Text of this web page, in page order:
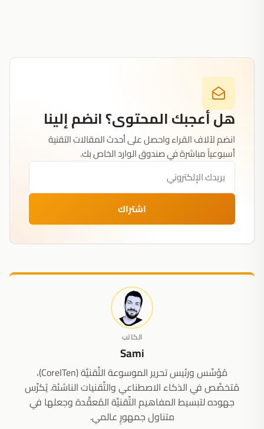
هل أعجبك المحتوى؟ انضم إلينا
انضم لآلاف القراء واحصل على أحدث المقالات التقنية
أسبوعياً مباشرة في صندوق الوارد الخاص بك.
اشتراك
الكاتب
Sami
مُؤسِّس ورئيس تحرير الموسوعة التِّقنيَّة (CoreITen)،
مُتخصِّص في الذكاء الاصطناعي والتِّقنيات الناشئة. يُكرِّس
جهوده لتبسيط المفاهيم التِّقنيَّة المُعقَّدة وجعلها في
متناول جمهورٍ عالمي.